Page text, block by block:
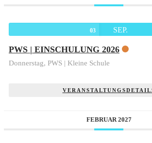
03 SEP.
PWS | EINSCHULUNG 2026
Donnerstag, PWS | Kleine Schule
FEBRUAR 2027